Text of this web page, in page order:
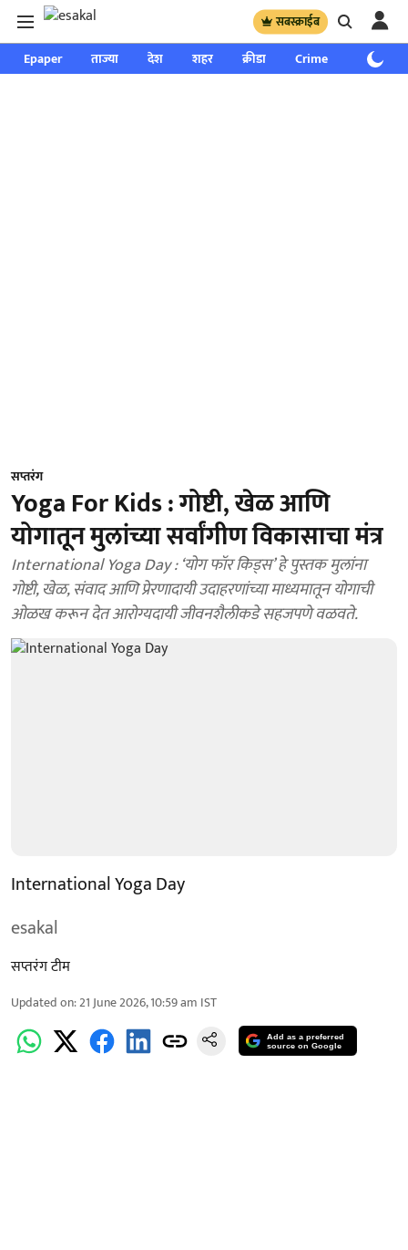
सबस्क्राईब
Epaper ताज्या देश शहर क्रीडा Crime साप्ताहिक
सप्तरंग
Yoga For Kids : गोष्टी, खेळ आणि
योगातून मुलांच्या सर्वांगीण विकासाचा मंत्र
International Yoga Day : ‘योग फॉर किड्स’ हे पुस्तक मुलांना
गोष्टी, खेळ, संवाद आणि प्रेरणादायी उदाहरणांच्या माध्यमातून योगाची
ओळख करून देत आरोग्यदायी जीवनशैलीकडे सहजपणे वळवते.
International Yoga Day
esakal
सप्तरंग टीम
Updated on:21 June 2026, 10:59 am IST
Add as a preferred
source on Google